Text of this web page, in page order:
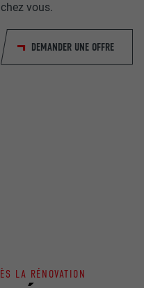
chez vous.
DEMANDER UNE OFFRE
LA RÉNOVATION
Ne
« Suivez-